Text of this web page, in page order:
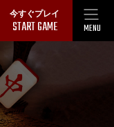
今すぐプレイ
START GAME MENU